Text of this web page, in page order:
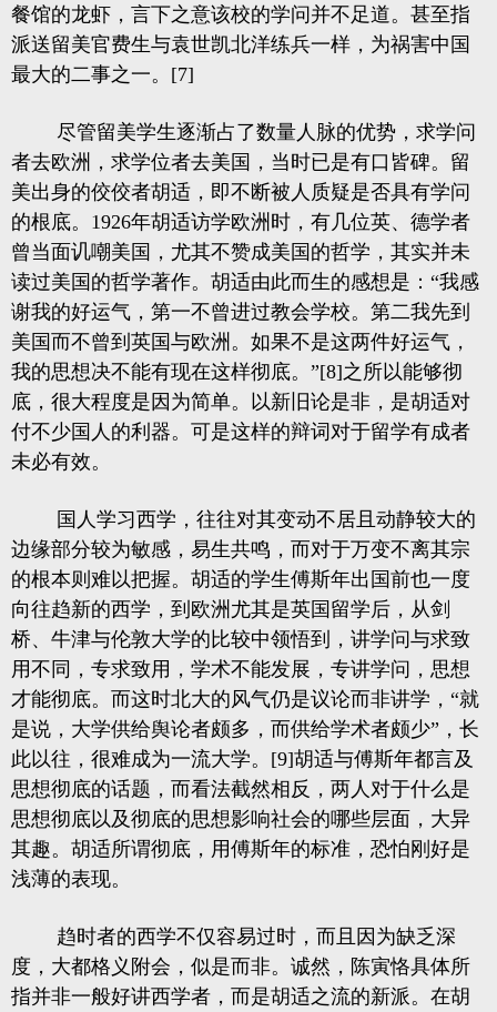
餐馆的龙虾，言下之意该校的学问并不足道。甚至指
派送留美官费生与袁世凯北洋练兵一样，为祸害中国
最大的二事之一。[7]
尽管留美学生逐渐占了数量人脉的优势，求学问
者去欧洲，求学位者去美国，当时已是有口皆碑。留
美出身的佼佼者胡适，即不断被人质疑是否具有学问
的根底。1926年胡适访学欧洲时，有几位英、德学者
曾当面讥嘲美国，尤其不赞成美国的哲学，其实并未
读过美国的哲学著作。胡适由此而生的感想是：“我感
谢我的好运气，第一不曾进过教会学校。第二我先到
美国而不曾到英国与欧洲。如果不是这两件好运气，
我的思想决不能有现在这样彻底。”[8]之所以能够彻
底，很大程度是因为简单。以新旧论是非，是胡适对
付不少国人的利器。可是这样的辩词对于留学有成者
未必有效。
国人学习西学，往往对其变动不居且动静较大的
边缘部分较为敏感，易生共鸣，而对于万变不离其宗
的根本则难以把握。胡适的学生傅斯年出国前也一度
向往趋新的西学，到欧洲尤其是英国留学后，从剑
桥、牛津与伦敦大学的比较中领悟到，讲学问与求致
用不同，专求致用，学术不能发展，专讲学问，思想
才能彻底。而这时北大的风气仍是议论而非讲学，“就
是说，大学供给舆论者颇多，而供给学术者颇少”，长
此以往，很难成为一流大学。[9]胡适与傅斯年都言及
思想彻底的话题，而看法截然相反，两人对于什么是
思想彻底以及彻底的思想影响社会的哪些层面，大异
其趣。胡适所谓彻底，用傅斯年的标准，恐怕刚好是
浅薄的表现。
趋时者的西学不仅容易过时，而且因为缺乏深
度，大都格义附会，似是而非。诚然，陈寅恪具体所
指并非一般好讲西学者，而是胡适之流的新派。在胡